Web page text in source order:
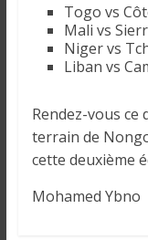
Togo vs
Mali vs
Niger vs
Liban vs
Rendez-vous ce
terrain de
cette deuxième
Mohamed Ybno